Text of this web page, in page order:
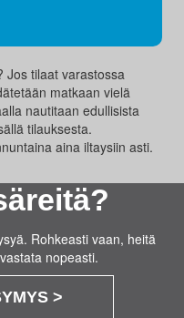
Jos tilaat varastossa
matkaan vielä
nautitaan edullisista
tilauksesta.
aina iltaysiin asti.
Rohkeasti vaan, heitä
nopeasti.
>